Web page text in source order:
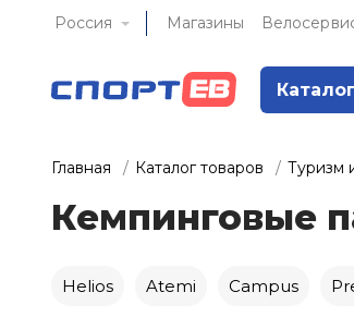
Россия Магазины
Каталог
Главная Каталог товаров Туризм
Кемпинговые
Helios Atemi Campus